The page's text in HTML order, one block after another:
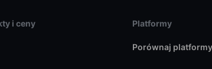
i ceny Platformy
Porównaj platformy